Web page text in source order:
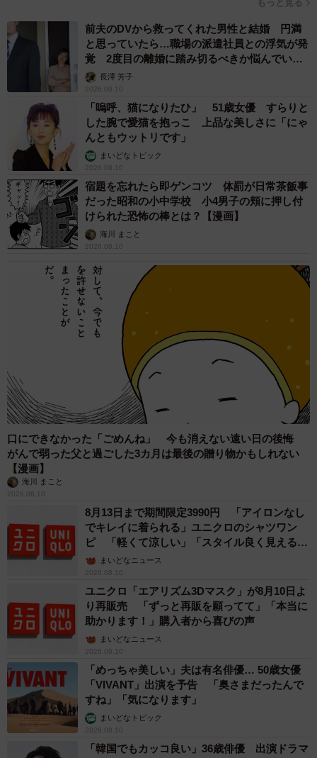
もっと見る
前夫のDVから救ってくれた男性と結婚 円満
と思っていたら…職場の派遣社員との浮気が発
覚 2度目の離婚に踏み切るべきか悩んでいま
す【夫婦関係修復カウンセラーが解説】
長澤 芳子
2026.08.10
「嗚呼、猫になりたひ」 51歳女優 すらりと
した腕で愛猫を抱っこ 上品な美しさに「にゃ
んともウットリです」
まいどなトピック
2026.08.10
宿題を忘れたら即ゲンコツ 体罰が日常茶飯事
だった昭和の小中学校 小4男子の頬に押し付
けられた恐怖の棒とは？【漫画】
海川 まこと
2026.08.10
口にできなかった「ごめんね」 今も消えない遠い日の後悔
がんで弱った父と過ごした3カ月は最後の贈り物かもしれない
【漫画】
海川 まこと
2026.08.10
8月13日まで期間限定3990円 「アイロンなし
でキレイに着られる」ユニクロのシャツワン
ピ 「軽くて涼しい」「スタイル良く見える」
の声まいどなニュース
2026.08.10
ユニクロ「エアリズム3Dマスク」が8月10日よ
り再販売 「ずっと再販を願ってて」「本当に
助かります！」購入者から喜びの声
まいどなニュース
2026.08.10
「めっちゃ美しい」夫は有名俳優… 50歳女優
「VIVANT」出演を予告 「奥さまだったんで
すね」「気になります」
まいどなトピック
2026.08.10
「韓国でもカッコ良い」36歳俳優 出演ドラマ